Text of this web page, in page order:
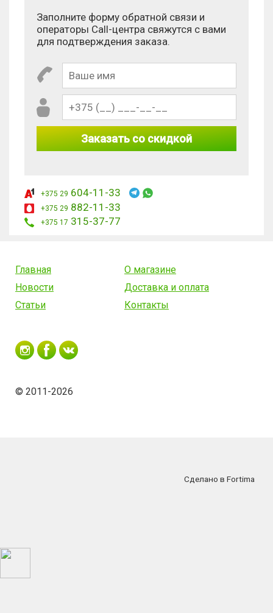
Заполните форму обратной связи и
операторы Call-центра свяжутся с вами
для подтверждения заказа.
Заказать со скидкой
+375 29 604-11-33
+375 29 882-11-33
+375 17 315-37-77
Главная
О магазине
Новости
Доставка и оплата
Статьи
Контакты
© 2011-2026
Сделано в Fortima